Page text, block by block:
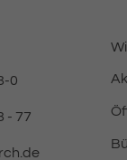
0
7 5 4 1 9 7 0 8 0
- 77
4 1 9 7 0 8 7 7